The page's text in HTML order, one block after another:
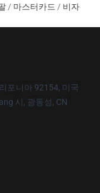
/ 마스터카드 / 비자
포니아 92154, 미국
시, 광동성, CN